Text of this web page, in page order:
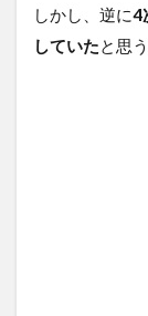
しかし、逆に4
していたと思